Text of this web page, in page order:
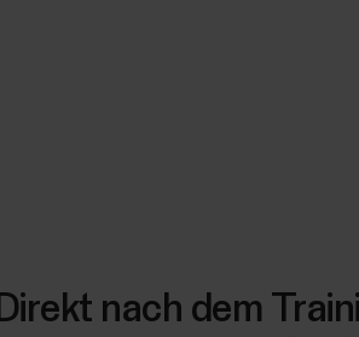
Direkt nach dem